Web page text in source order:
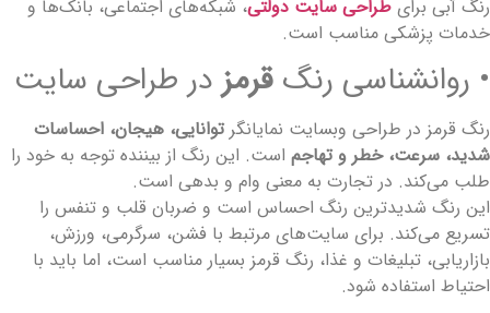
رنگ آبی برای طراحی سایت دولتی، شبکه‌های اجتماعی، بانک‌ها و
خدمات پزشکی مناسب است.
• روانشناسی رنگ قرمز در طراحی سایت
رنگ قرمز در طراحی وبسایت نمایانگر توانایی، هیجان، احساسات
شدید، سرعت، خطر و تهاجماست. این رنگ از بیننده توجه به خود را
طلب می‌کند. در تجارت به معنی وام و بدهی است.
این رنگ شدیدترین رنگ احساس است و ضربان قلب و تنفس را
تسریع می‌کند. برای سایت‌های مرتبط با فشن، سرگرمی، ورزش،
بازاریابی، تبلیغات و غذا، رنگ قرمز بسیار مناسب است، اما باید با
احتیاط استفاده شود.